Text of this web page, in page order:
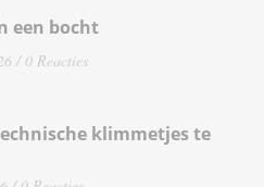
een bocht
/ 0 Reacties
klimmetjes te